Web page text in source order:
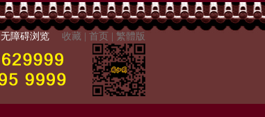
无障碍浏览 收藏 首页 繁體版